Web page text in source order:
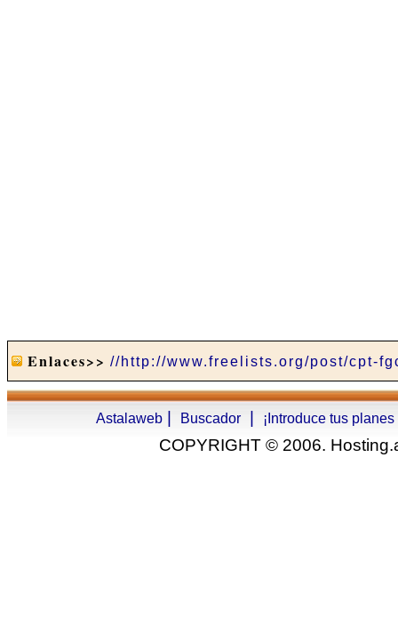
Enlaces>> //http://www.freelists.org/post/cpt-
Astalaweb Buscador ¡Introduce tus
COPYRIGHT © 2006.